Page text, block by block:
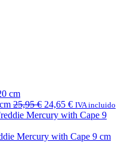
25,95€ 24,65 € IVA incluido
Mercury with Cape 9 cm